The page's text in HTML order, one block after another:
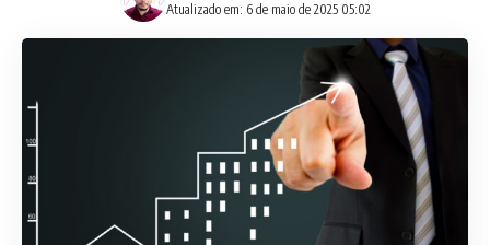
Atualizado em: 6 de maio de 2025 05:02